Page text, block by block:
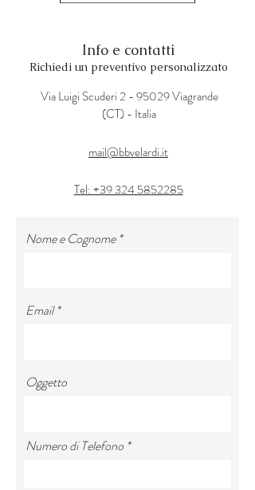
Info e contatti
Richiedi un preventivo personalizzato
Via Luigi Scuderi 2 - 95029 Viagrande
(CT) - Italia
mail@bbvelardi.it
Tel: +39 324 5852285
Nome e Cognome
Email
Oggetto
Numero di Telefono